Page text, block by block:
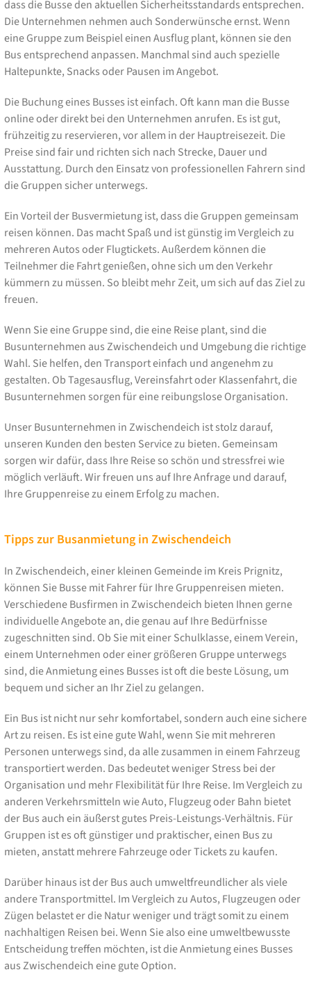
dass die Busse den aktuellen Sicherheitsstandards entsprechen.
Die Unternehmen nehmen auch Sonderwünsche ernst. Wenn
eine Gruppe zum Beispiel einen Ausflug plant, können sie den
Bus entsprechend anpassen. Manchmal sind auch spezielle
Haltepunkte, Snacks oder Pausen im Angebot.
Die Buchung eines Busses ist einfach. Oft kann man die Busse
online oder direkt bei den Unternehmen anrufen. Es ist gut,
frühzeitig zu reservieren, vor allem in der Hauptreisezeit. Die
Preise sind fair und richten sich nach Strecke, Dauer und
Ausstattung. Durch den Einsatz von professionellen Fahrern sind
die Gruppen sicher unterwegs.
Ein Vorteil der Busvermietung ist, dass die Gruppen gemeinsam
reisen können. Das macht Spaß und ist günstig im Vergleich zu
mehreren Autos oder Flugtickets. Außerdem können die
Teilnehmer die Fahrt genießen, ohne sich um den Verkehr
kümmern zu müssen. So bleibt mehr Zeit, um sich auf das Ziel zu
freuen.
Wenn Sie eine Gruppe sind, die eine Reise plant, sind die
Busunternehmen aus Zwischendeich und Umgebung die richtige
Wahl. Sie helfen, den Transport einfach und angenehm zu
gestalten. Ob Tagesausflug, Vereinsfahrt oder Klassenfahrt, die
Busunternehmen sorgen für eine reibungslose Organisation.
Unser Busunternehmen in Zwischendeich ist stolz darauf,
unseren Kunden den besten Service zu bieten. Gemeinsam
sorgen wir dafür, dass Ihre Reise so schön und stressfrei wie
möglich verläuft. Wir freuen uns auf Ihre Anfrage und darauf,
Ihre Gruppenreise zu einem Erfolg zu machen.
Tipps zur Busanmietung in Zwischendeich
In Zwischendeich, einer kleinen Gemeinde im Kreis Prignitz,
können Sie Busse mit Fahrer für Ihre Gruppenreisen mieten.
Verschiedene Busfirmen in Zwischendeich bieten Ihnen gerne
individuelle Angebote an, die genau auf Ihre Bedürfnisse
zugeschnitten sind. Ob Sie mit einer Schulklasse, einem Verein,
einem Unternehmen oder einer größeren Gruppe unterwegs
sind, die Anmietung eines Busses ist oft die beste Lösung, um
bequem und sicher an Ihr Ziel zu gelangen.
Ein Bus ist nicht nur sehr komfortabel, sondern auch eine sichere
Art zu reisen. Es ist eine gute Wahl, wenn Sie mit mehreren
Personen unterwegs sind, da alle zusammen in einem Fahrzeug
transportiert werden. Das bedeutet weniger Stress bei der
Organisation und mehr Flexibilität für Ihre Reise. Im Vergleich zu
anderen Verkehrsmitteln wie Auto, Flugzeug oder Bahn bietet
der Bus auch ein äußerst gutes Preis-Leistungs-Verhältnis. Für
Gruppen ist es oft günstiger und praktischer, einen Bus zu
mieten, anstatt mehrere Fahrzeuge oder Tickets zu kaufen.
Darüber hinaus ist der Bus auch umweltfreundlicher als viele
andere Transportmittel. Im Vergleich zu Autos, Flugzeugen oder
Zügen belastet er die Natur weniger und trägt somit zu einem
nachhaltigen Reisen bei. Wenn Sie also eine umweltbewusste
Entscheidung treffen möchten, ist die Anmietung eines Busses
aus Zwischendeich eine gute Option.